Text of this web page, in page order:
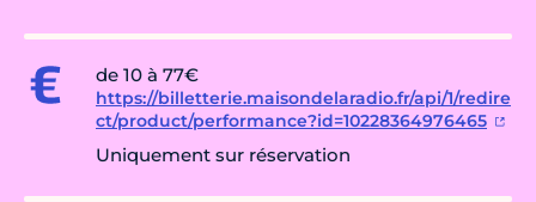
de 10 à 77€
https://billetterie.maisondelaradio.fr/api/1/redire
ct/product/performance?id=10228364976465
Uniquement sur réservation